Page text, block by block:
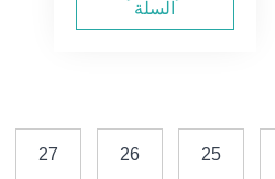
السلة
25
26
27